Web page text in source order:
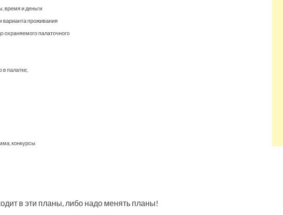
время и деньги
варианта проживания
охраняемого палаточного
палатке,
конкурсы
в эти планы, либо надо менять планы!